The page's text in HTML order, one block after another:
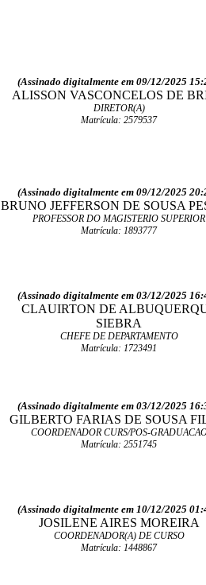
(Assinado digitalmente em 09/12/2025
ALISSON VASCONCELOS DE
DIRETOR(A)
Matrícula: 2579537
(Assinado digitalmente em 09/12/2025
BRUNO JEFFERSON DE SOUSA
PROFESSOR DO MAGISTERIO SUPERIOR
Matrícula: 1893777
(Assinado digitalmente em 03/12/2025
CLAUIRTON DE
SIEBRA
CHEFE DE DEPARTAMENTO
Matrícula: 1723491
(Assinado digitalmente em 03/12/2025
GILBERTO FARIAS DE SOUSA
COORDENADOR CURS/POS-
Matrícula: 2551745
(Assinado digitalmente em 10/12/2025
JOSILENE AIRES MOREIRA
COORDENADOR(A) DE CURSO
Matrícula: 1448867